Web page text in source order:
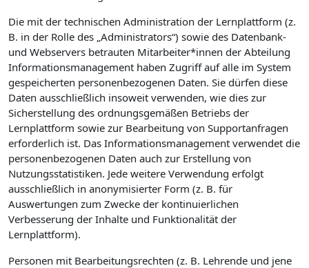
Die mit der technischen Administration der Lernplattform (z.
B. in der Rolle des „Administrators“) sowie des Datenbank-
und Webservers betrauten Mitarbeiter*innen der Abteilung
Informationsmanagement haben Zugriff auf alle im System
gespeicherten personenbezogenen Daten. Sie dürfen diese
Daten ausschließlich insoweit verwenden, wie dies zur
Sicherstellung des ordnungsgemäßen Betriebs der
Lernplattform sowie zur Bearbeitung von Supportanfragen
erforderlich ist. Das Informationsmanagement verwendet die
personenbezogenen Daten auch zur Erstellung von
Nutzungsstatistiken. Jede weitere Verwendung erfolgt
ausschließlich in anonymisierter Form (z. B. für
Auswertungen zum Zwecke der kontinuierlichen
Verbesserung der Inhalte und Funktionalität der
Lernplattform).
Personen mit Bearbeitungsrechten (z. B. Lehrende und jene